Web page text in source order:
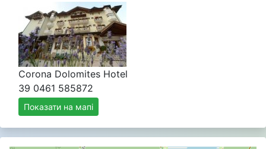
Corona Dolomites Hotel
39 0461 585872
Показати на мапі